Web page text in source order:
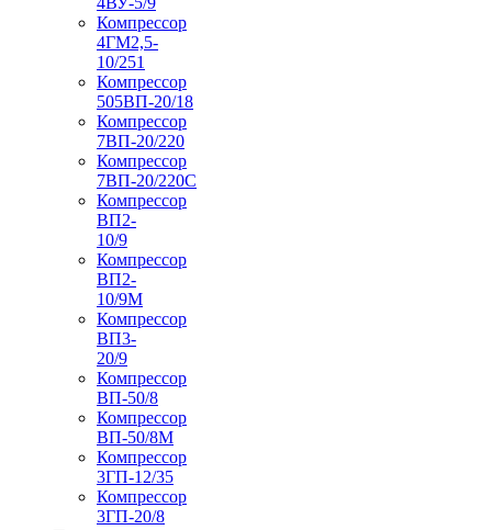
Компрессор
4ГМ2,5-
10/251
Компрессор
505ВП-20/18
Компрессор
7ВП-20/220
Компрессор
7ВП-20/220С
Компрессор
ВП2-
10/9
Компрессор
ВП2-
10/9М
Компрессор
ВП3-
20/9
Компрессор
ВП-50/8
Компрессор
ВП-50/8М
Компрессор
3ГП-12/35
Компрессор
3ГП-20/8